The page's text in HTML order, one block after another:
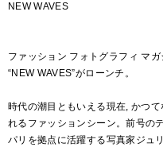
NEW WAVES
ファッション フォトグラフィ マ
“NEW WAVES”がローンチ。
時代の潮目ともいえる現在, かつ
れるファッションシーン。前号の
パリを拠点に活躍する写真家ジュ